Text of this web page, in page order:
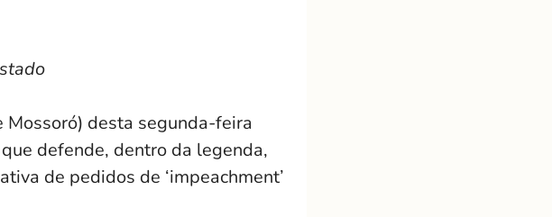
Mossoró) desta segunda-feira
defende, dentro da legenda,
de pedidos de ‘impeachment’